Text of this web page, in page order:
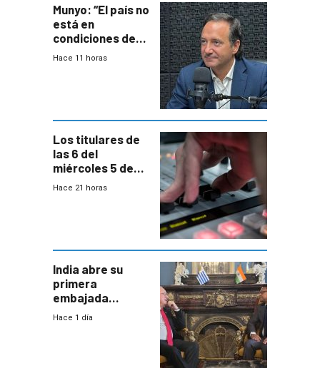
Munyo: “El país no
está en
condiciones de
enfrentar una
Hace 11 horas
Los titulares de
las 6 del
miércoles 5 de
agosto de 2026
Hace 21 horas
India abre su
primera
embajada
residente en
Hace 1 día